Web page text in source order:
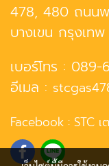
478, 480 ถนนพ
บางเขน กรุงเท
เบอร์โทร : 089-
อีเมล :
Facebook : STC